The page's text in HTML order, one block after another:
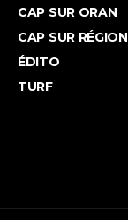
CAP SUR ORAN
CAP SUR RÉGION
ÉDITO
TURF